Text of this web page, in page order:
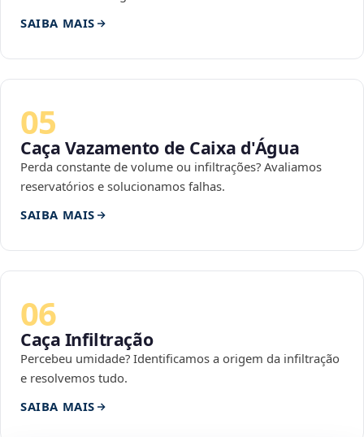
SAIBA MAIS
05
Caça Vazamento de Caixa d'Água
Perda constante de volume ou infiltrações? Avaliamos
reservatórios e solucionamos falhas.
SAIBA MAIS
06
Caça Infiltração
Percebeu umidade? Identificamos a origem da infiltração
e resolvemos tudo.
SAIBA MAIS